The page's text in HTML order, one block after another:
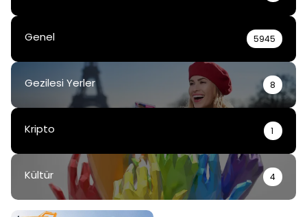
Genel 5945
Gezilesi Yerler 8
Kripto 1
Kültür 4